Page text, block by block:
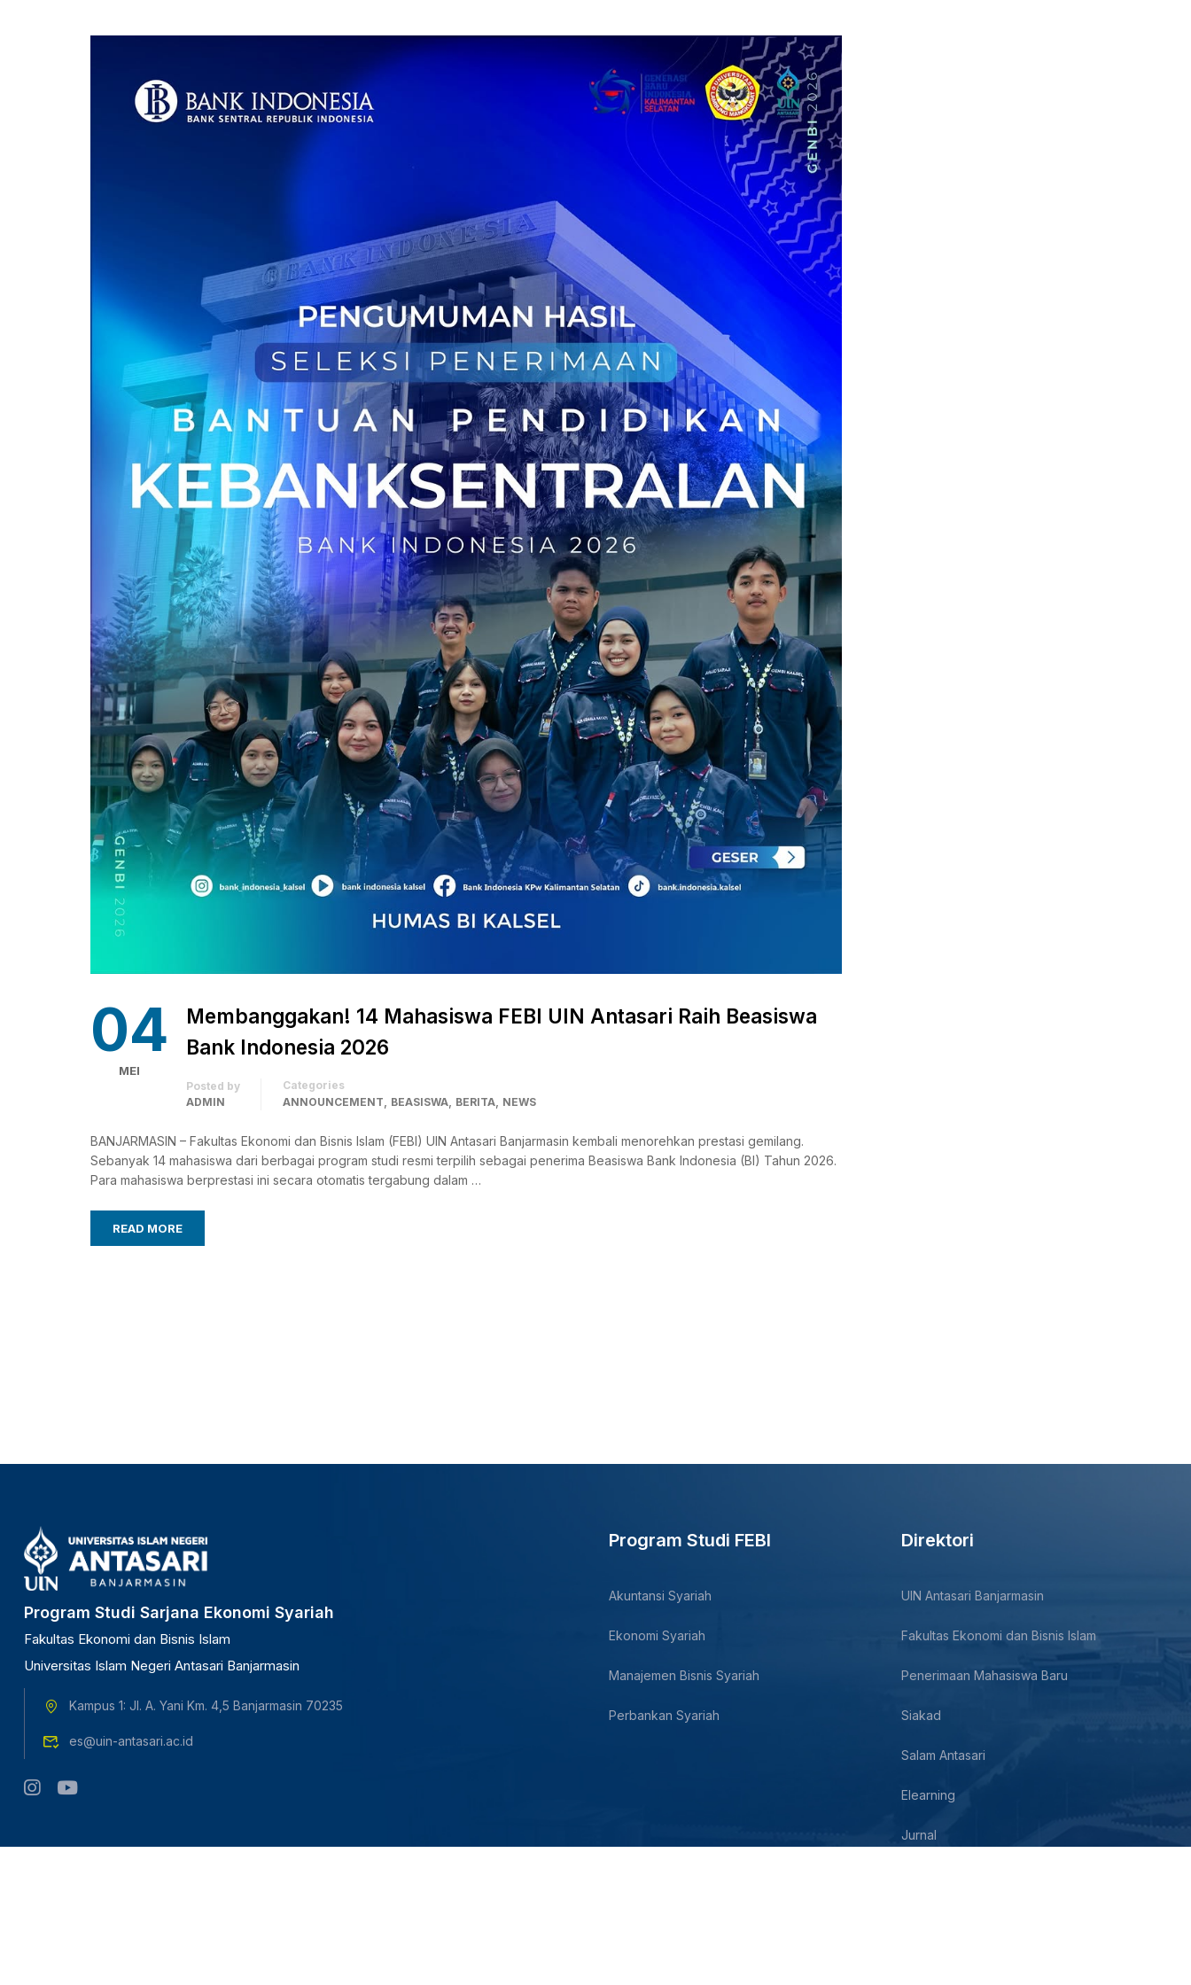
04
MEI
Membanggakan! 14 Mahasiswa FEBI UIN Antasari Raih Beasiswa
Bank Indonesia 2026
Posted by
ADMIN
Categories
ANNOUNCEMENT
BEASISWA BERITA NEWS
BANJARMASIN – Fakultas Ekonomi dan Bisnis Islam (FEBI) UIN Antasari Banjarmasin kembali menorehkan prestasi gemilang.
Sebanyak 14 mahasiswa dari berbagai program studi resmi terpilih sebagai penerima Beasiswa Bank Indonesia (BI) Tahun 2026.
Para mahasiswa berprestasi ini secara otomatis tergabung dalam …
READ MORE
Program Studi Sarjana Ekonomi Syariah
Fakultas Ekonomi dan Bisnis Islam
Universitas Islam Negeri Antasari Banjarmasin
Kampus 1: Jl. A. Yani Km. 4,5 Banjarmasin 70235
es@uin-antasari.ac.id
Program Studi FEBI
Akuntansi Syariah
Ekonomi Syariah
Manajemen Bisnis Syariah
Perbankan Syariah
Direktori
UIN Antasari Banjarmasin
Fakultas Ekonomi dan Bisnis Islam
Penerimaan Mahasiswa Baru
Siakad
Salam Antasari
Elearning
Jurnal